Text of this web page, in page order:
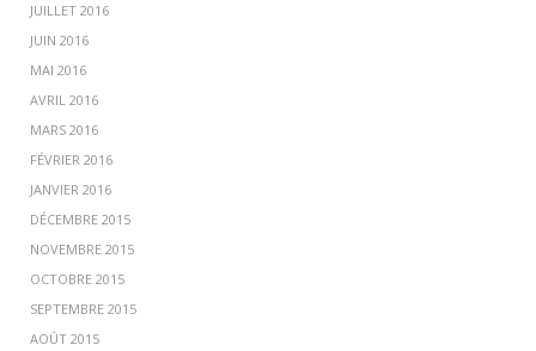
JUILLET 2016
JUIN 2016
MAI 2016
AVRIL 2016
MARS 2016
FÉVRIER 2016
JANVIER 2016
DÉCEMBRE 2015
NOVEMBRE 2015
OCTOBRE 2015
SEPTEMBRE 2015
AOÛT 2015